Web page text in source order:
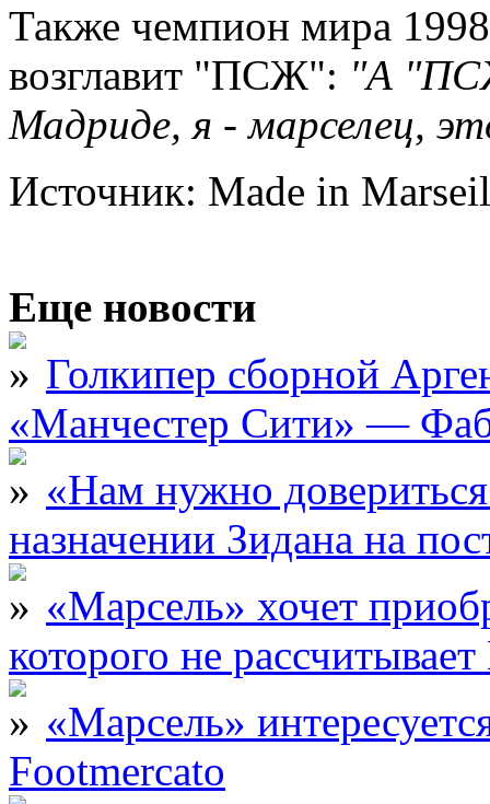
Также чемпион мира
возглавит "ПСЖ": "А
Мадриде, я - марселец,
Источник: Made in
Еще новости
Голкипер сборной
«Манчестер Сити» —
«Нам нужно
назначении Зидана на
«Марсель» хочет
которого не
«Марсель»
Footmercato